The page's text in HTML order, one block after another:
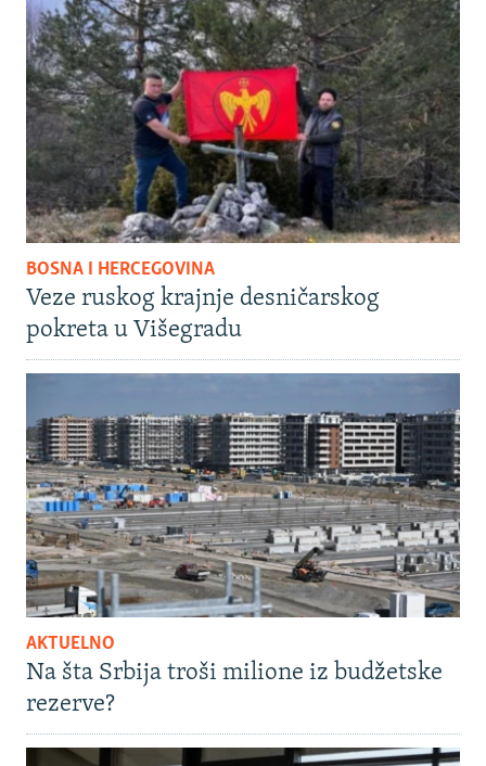
BOSNA I HERCEGOVINA
Veze ruskog krajnje desničarskog
pokreta u Višegradu
AKTUELNO
Na šta Srbija troši milione iz budžetske
rezerve?